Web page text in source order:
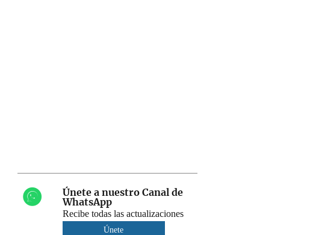
Únete a nuestro Canal de
WhatsApp
Recibe todas las actualizaciones
Únete